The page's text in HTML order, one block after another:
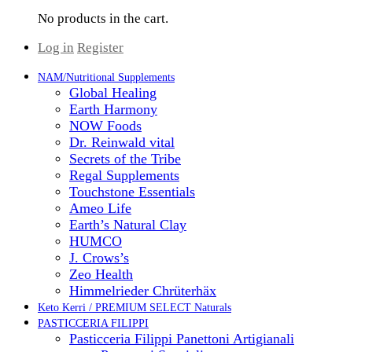
No products in the cart.
Log in Register
NAM/Nutritional Supplements
Global Healing
Earth Harmony
NOW Foods
Dr. Reinwald vital
Secrets of the Tribe
Regal Supplements
Touchstone Essentials
Ameo Life
Earth’s Natural Clay
HUMCO
J. Crows’s
Zeo Health
Himmelrieder Chrüterhäx
Keto Kerri / PREMIUM SELECT Naturals
PASTICCERIA FILIPPI
Pasticceria Filippi Panettoni Artigianali